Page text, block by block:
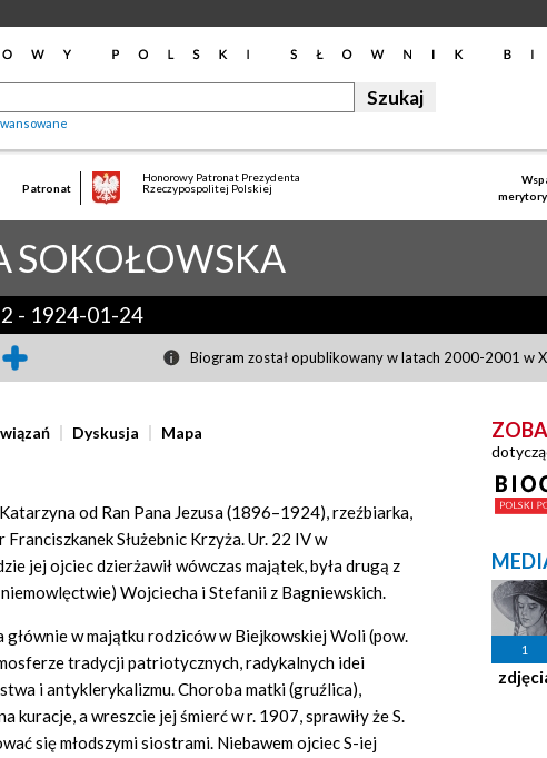
Patronat
Honorowy Patronat Prezydenta
Rzeczypospolitej Polskiej
SOKOŁOWSKA
- 1924-01-24
Biogram został opublikowany w latach 2000-2001 w
Dyskusja Mapa
od Ran Pana Jezusa (1896–1924), rzeźbiarka,
Służebnic Krzyża. Ur. 22 IV w
jej ojciec dzierżawił wówczas majątek, była drugą z
Wojciecha i Stefanii z Bagniewskich.
głównie w majątku rodziców w Biejkowskiej Woli (pow.
tradycji patriotycznych, radykalnych idei
i antyklerykalizmu. Choroba matki (gruźlica),
kuracje, a wreszcie jej śmierć w r. 1907, sprawiły że S.
się młodszymi siostrami. Niebawem ojciec S-iej
1